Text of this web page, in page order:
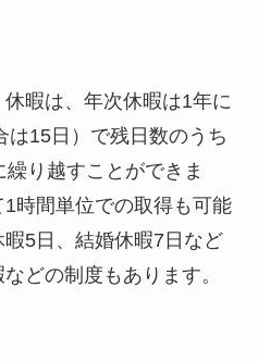
暇は、年次休暇は1年に
は15日）で残日数のうち
り越すことができま
時間単位での取得も可能
5日、結婚休暇7日など
どの制度もあります。